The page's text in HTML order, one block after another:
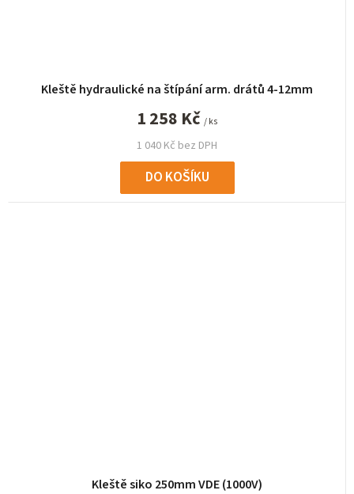
Kleště hydraulické na štípání arm. drátů 4-12mm
1 040 Kč bez DPH
1 258 Kč / ks
DO KOŠÍKU
Kleště siko 250mm VDE (1000V)